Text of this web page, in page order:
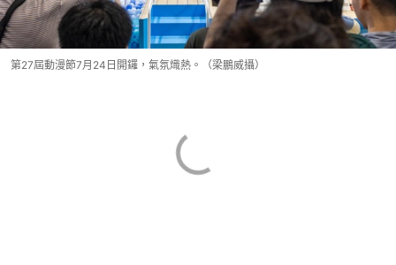
第27屆動漫節7月24日開鑼，氣氛熾熱。（梁鵬威攝）